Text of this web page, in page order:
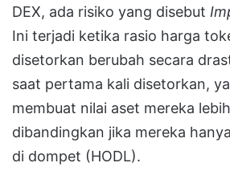
DEX, ada risiko yang disebut
Ini terjadi ketika rasio harga
disetorkan berubah secara
saat pertama kali disetorkan,
membuat nilai aset mereka
dibandingkan jika mereka
di dompet (HODL).